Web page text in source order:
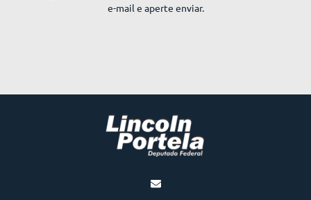
e-mail e aperte enviar.